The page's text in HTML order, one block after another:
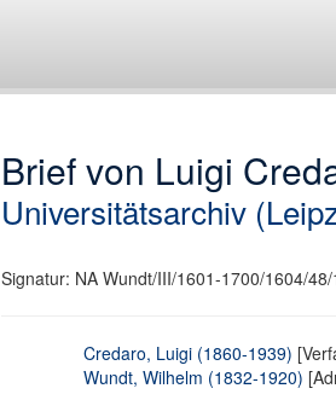
Brief von Luigi
Universitätsarchiv
Signatur: NA Wundt/III/1601-1700/1604/
Credaro, Luigi (1860-1939)
Wundt, Wilhelm (1832-1920)